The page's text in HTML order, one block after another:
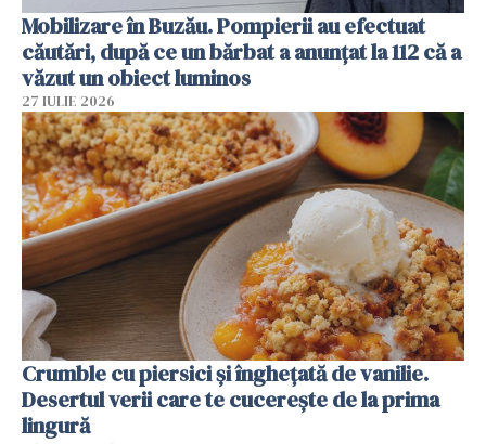
Mobilizare în Buzău. Pompierii au efectuat
căutări, după ce un bărbat a anunțat la 112 că a
văzut un obiect luminos
27 IULIE 2026
Crumble cu piersici și înghețată de vanilie.
Desertul verii care te cucerește de la prima
lingură